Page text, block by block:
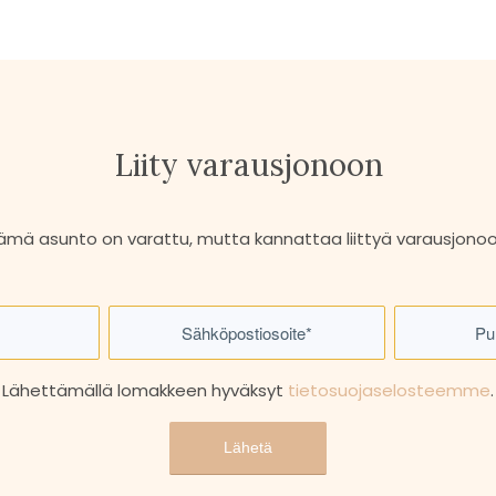
Liity varausjonoon
asunto on varattu, mutta kannattaa liittyä
Lähettämällä lomakkeen hyväksyt tietosuojaselosteemme.